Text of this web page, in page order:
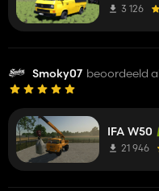
3 126
Smoky07 beoordeeld
IFA W50
21 946